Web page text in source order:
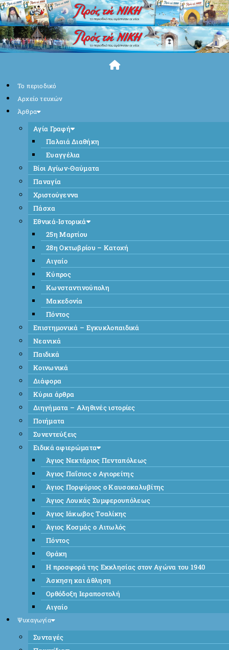
Skip
to
content
Το περιοδικό
Αρχείο τευχών
Άρθρα
Αγία Γραφή
Παλαιά Διαθήκη
Ευαγγέλια
Βίοι Αγίων-Θαύματα
Παναγία
Χριστούγεννα
Πάσχα
Εθνικά-Ιστορικά
25η Μαρτίου
28η Οκτωβρίου – Κατοχή
Αιγαίο
Κύπρος
Κωνσταντινούπολη
Μακεδονία
Πόντος
Επιστημονικά – Εγκυκλοπαιδικά
Νεανικά
Παιδικά
Κοινωνικά
Διάφορα
Κύρια άρθρα
Διηγήματα – Αληθινές ιστορίες
Ποιήματα
Συνεντεύξεις
Ειδικά αφιερώματα
Άγιος Νεκτάριος Πενταπόλεως
Άγιος Παΐσιος ο Αγιορείτης
Άγιος Πορφύριος ο Καυσοκαλυβίτης
Άγιος Λουκάς Συμφερουπόλεως
Άγιος Ιάκωβος Τσαλίκης
Άγιος Κοσμάς ο Αιτωλός
Πόντος
Θράκη
Η προσφορά της Εκκλησίας στον Αγώνα του 1940
Άσκηση και άθληση
Ορθόδοξη Ιεραποστολή
Αιγαίο
Ψυχαγωγία
Συνταγές